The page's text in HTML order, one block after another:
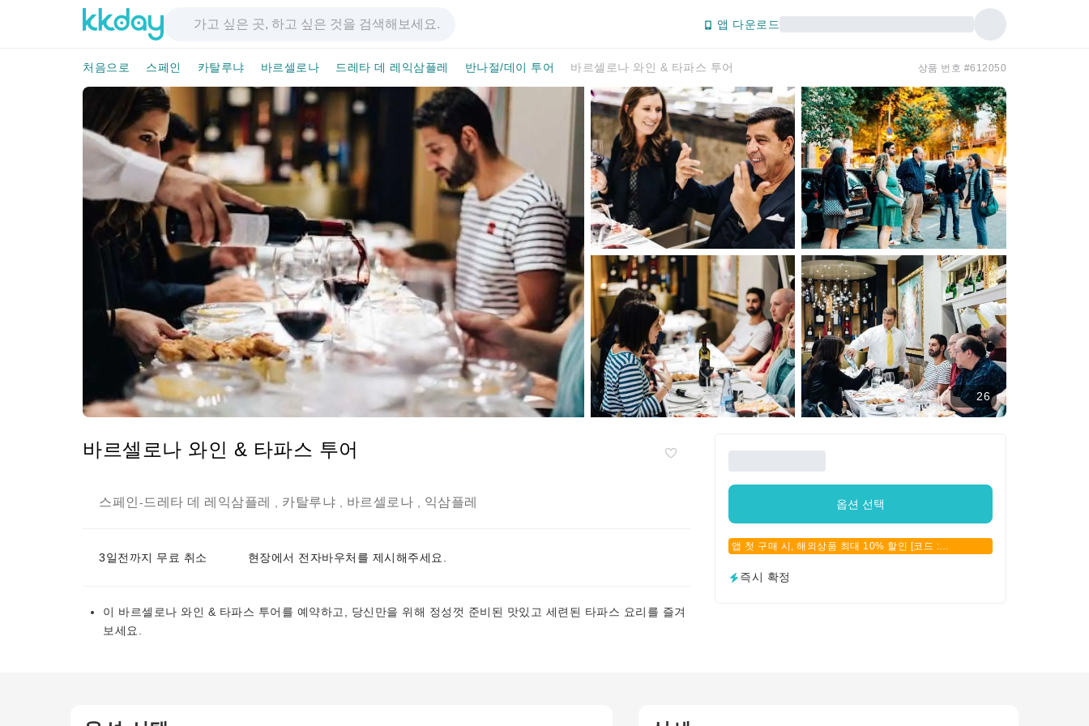
앱 다운로드
처음으로 스페인 카탈루냐 바르셀로나 드레타 데 레익삼플레 반나절/데이 투어 바르셀로나 와인 & 타파스 투어 상품 번호 #612050
26
바르셀로나 와인 & 타파스 투어
스페인 - 드레타 데 레익삼플레 카탈루냐 바르셀로나 익삼플레
3일전까지 무료 취소 현장에서 전자바우처를 제시해주세요.
이 바르셀로나 와인 & 타파스 투어를 예약하고, 당신만을 위해 정성껏 준비된 맛있고 세련된 타파스 요리를 즐겨
보세요.
옵션 선택
앱 첫 구매 시, 해외상품 최대 10% 할인 [코드 :
즉시 확정